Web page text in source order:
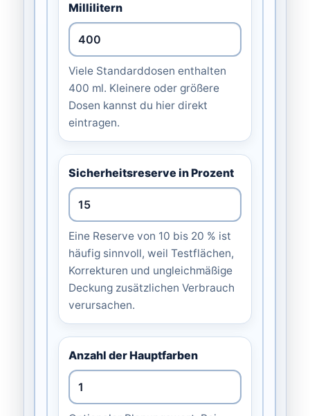
Millilitern
Viele Standarddosen enthalten
400 ml. Kleinere oder größere
Dosen kannst du hier direkt
eintragen.
Sicherheitsreserve in Prozent
Eine Reserve von 10 bis 20 % ist
häufig sinnvoll, weil Testflächen,
Korrekturen und ungleichmäßige
Deckung zusätzlichen Verbrauch
verursachen.
Anzahl der Hauptfarben